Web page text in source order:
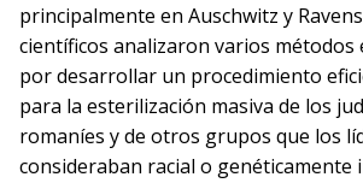
principalmente en Auschwitz y
científicos analizaron varios métodos
por desarrollar un procedimiento
para la esterilización masiva de los
romaníes y de otros grupos que los
consideraban racial o genéticamente